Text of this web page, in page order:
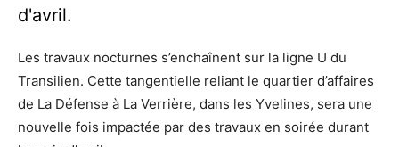
d'avril.
Les travaux nocturnes s’enchaînent sur la ligne U du
Transilien. Cette tangentielle reliant le quartier d’affaires
de La Défense à La Verrière, dans les Yvelines, sera une
nouvelle fois impactée par des travaux en soirée durant